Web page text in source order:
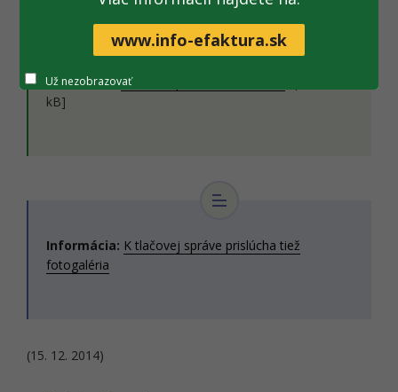
Dokument: Tlačová správa na stiahnutie
kB]
Informácia: K tlačovej správe prislúcha tiež
fotogaléria
(15. 12. 2014)
www.info-efaktura.sk
Už nezobrazovať